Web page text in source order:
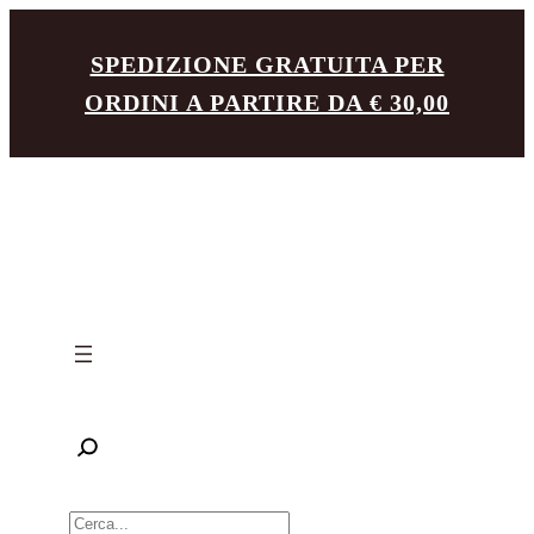
contenuto
SPEDIZIONE GRATUITA PER
ORDINI A PARTIRE DA € 30,00
R